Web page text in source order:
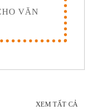
VĂN
XEM TẤT CẢ